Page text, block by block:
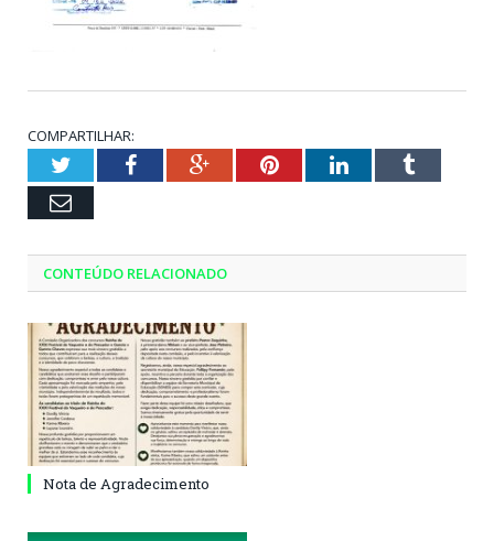
COMPARTILHAR:
TwitterFacebookGoogle+PinterestLinkedInTumblr
Email
CONTEÚDO RELACIONADO
Nota de Agradecimento